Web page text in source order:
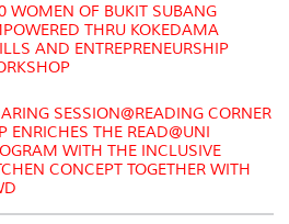
WOMEN OF BUKIT SUBANG
THRU KOKEDAMA
AND ENTREPRENEURSHIP
SESSION@READING CORNER
ENRICHES THE READ@UNI
WITH THE INCLUSIVE
CONCEPT TOGETHER WITH